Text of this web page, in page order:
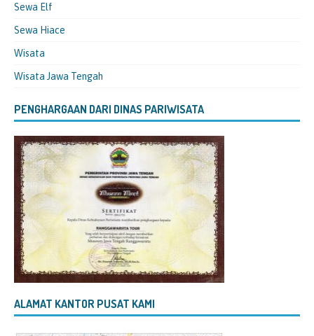
Sewa Elf
Sewa Hiace
Wisata
Wisata Jawa Tengah
PENGHARGAAN DARI DINAS PARIWISATA
ALAMAT KANTOR PUSAT KAMI